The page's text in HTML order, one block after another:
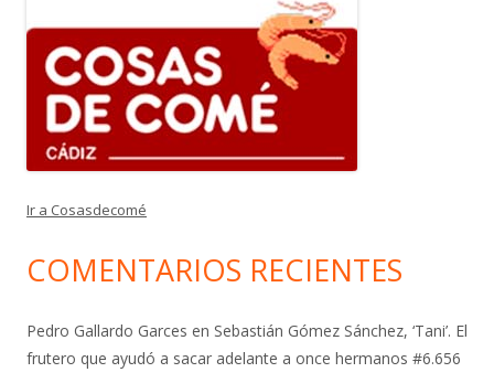
Ir a Cosasdecomé
COMENTARIOS RECIENTES
Pedro Gallardo Garces en Sebastián Gómez Sánchez, ‘Tani’. El
frutero que ayudó a sacar adelante a once hermanos #6.656